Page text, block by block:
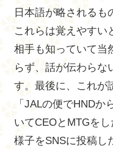
日本語が略されるも
これらは覚えやすい
相手も知っていて当
らず、話が伝わらな
す。最後に、これが
「JALの便でHNDか
いてCEOとMTGを
様子をSNSに投稿し